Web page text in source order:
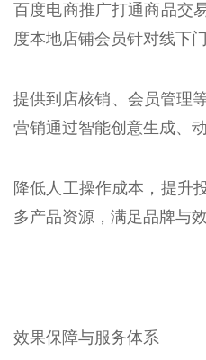
百度电商推广打通商品交
度本地店铺会员针对线下门
提供到店核销、会员管理
营销通过智能创意生成、
降低人工操作成本，提升
多产品资源，满足品牌与
效果保障与服务体系